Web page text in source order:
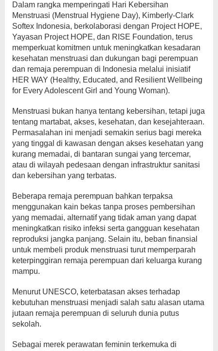
Dalam rangka memperingati Hari Kebersihan
Menstruasi (Menstrual Hygiene Day), Kimberly-Clark
Softex Indonesia, berkolaborasi dengan Project HOPE,
Yayasan Project HOPE, dan RISE Foundation, terus
memperkuat komitmen untuk meningkatkan kesadaran
kesehatan menstruasi dan dukungan bagi perempuan
dan remaja perempuan di Indonesia melalui inisiatif
HER WAY (Healthy, Educated, and Resilient Wellbeing
for Every Adolescent Girl and Young Woman).
Menstruasi bukan hanya tentang kebersihan, tetapi juga
tentang martabat, akses, kesehatan, dan kesejahteraan.
Permasalahan ini menjadi semakin serius bagi mereka
yang tinggal di kawasan dengan akses kesehatan yang
kurang memadai, di bantaran sungai yang tercemar,
atau di wilayah pedesaan dengan infrastruktur sanitasi
dan kebersihan yang terbatas.
Beberapa remaja perempuan bahkan terpaksa
menggunakan kain bekas tanpa proses pembersihan
yang memadai, alternatif yang tidak aman yang dapat
meningkatkan risiko infeksi serta gangguan kesehatan
reproduksi jangka panjang. Selain itu, beban finansial
untuk membeli produk menstruasi turut memperparah
keterpinggiran remaja perempuan dari keluarga kurang
mampu.
Menurut UNESCO, keterbatasan akses terhadap
kebutuhan menstruasi menjadi salah satu alasan utama
jutaan remaja perempuan di seluruh dunia putus
sekolah.
Sebagai merek perawatan feminin terkemuka di